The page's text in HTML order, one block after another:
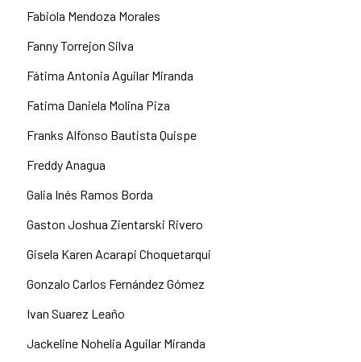
Fabiola Mendoza Morales
Fanny Torrejon Silva
Fátima Antonia Aguilar Miranda
Fatima Daniela Molina Piza
Franks Alfonso Bautista Quispe
Freddy Anagua
Galia Inés Ramos Borda
Gaston Joshua Zientarski Rivero
Gisela Karen Acarapi Choquetarqui
Gonzalo Carlos Fernández Gómez
Ivan Suarez Leaño
Jackeline Nohelia Aguilar Miranda